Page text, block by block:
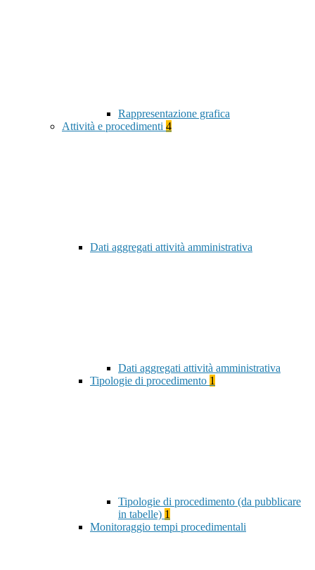
Rappresentazione grafica
Attività e procedimenti 4
Dati aggregati attività amministrativa
Dati aggregati attività amministrativa
Tipologie di procedimento 1
Tipologie di procedimento (da pubblicare
in tabelle) 1
Monitoraggio tempi procedimentali